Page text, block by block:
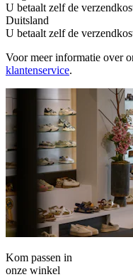
U betaalt zelf de
Duitsland
U betaalt zelf de
Voor meer informatie over
klantenservice.
Kom passen in
onze winkel